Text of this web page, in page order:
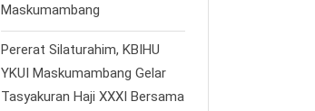
Maskumambang
Pererat Silaturahim, KBIHU
YKUI Maskumambang Gelar
Tasyakuran Haji XXXI Bersama